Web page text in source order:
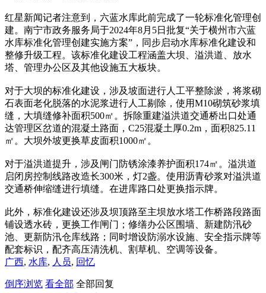
红星新闻记者注意到，六蓝水库此前完成了一轮标准化管理创
建。南宁市政务服务局于2024年8月5日批复“关于横州市六蓝
水库标准化管理创建实施方案”，同步启动水库标准化建设和
整修升级工程。该标准化建设工程涵盖大坝、溢洪道、放水
塔、管理办公区及其他设施五大板块。
对于大坝的标准化建设，涉及坡面进行人工平整除淤，将浆砌
石表面老化脱落的水泥浆进行人工剔除，使用M10砌筑砂浆填
缝，大填缝修补面积500㎡。拆除重建溢洪道交通桥出口处通
达管理区岔道的混凝土路面，C25混凝土厚0.2m，面积825.11
㎡。大坝外坡更换草皮面积1000㎡。
对于溢洪道提升，涉及闸门防锈涂漆养护面积174㎡。溢洪道
启闭房控制线路改造长300米，灯2盏。使用沥青砂浆对溢洪道
交通桥伸缩缝进行填缝。在进库路口处更换指示牌。
此外，标准化建设还涉及坝顶路至主坝放水塔工作桥路段路面
铺设透水砖，更换工作闸门；修缮办公区围墙、新建防汛砂
池、更新防汛仓库线路；同时增设防溺水设施、安全指示牌等
配套标识，配齐高压清洗机、割草机、空调等设备。
广西, 水库, 人员, 回忆
倒序浏览 看全部 全部回复